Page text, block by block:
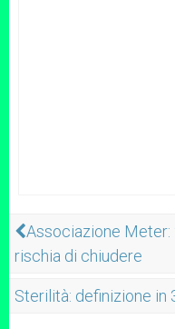
Associazione Meter:
rischia di chiudere
Sterilità: definizione in